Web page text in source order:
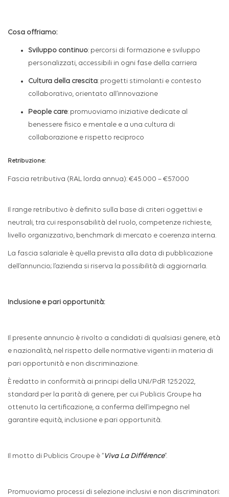
Cosa offriamo:
Sviluppo continuo: percorsi di formazione e sviluppo
personalizzati, accessibili in ogni fase della carriera
Cultura della crescita: progetti stimolanti e contesto
collaborativo, orientato all’innovazione
People care: promuoviamo iniziative dedicate al
benessere fisico e mentale e a una cultura di
collaborazione e rispetto reciproco
Retribuzione:
Fascia retributiva (RAL lorda annua): €45.000 – €57.000
Il range retributivo è definito sulla base di criteri oggettivi e
neutrali, tra cui responsabilità del ruolo, competenze richieste,
livello organizzativo, benchmark di mercato e coerenza interna.
La fascia salariale è quella prevista alla data di pubblicazione
dell’annuncio; l’azienda si riserva la possibilità di aggiornarla.
Inclusione e pari opportunità:
Il presente annuncio è rivolto a candidati di qualsiasi genere, età
e nazionalità, nel rispetto delle normative vigenti in materia di
pari opportunità e non discriminazione.
È redatto in conformità ai principi della UNI/PdR 125:2022,
standard per la parità di genere, per cui Publicis Groupe ha
ottenuto la certificazione, a conferma dell’impegno nel
garantire equità, inclusione e pari opportunità.
Il motto di Publicis Groupe è “Viva La Différence”.
Promuoviamo processi di selezione inclusivi e non discriminatori: